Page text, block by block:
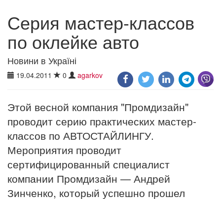
Серия мастер-классов
по оклейке авто
Новини в Україні
19.04.2011 0 agarkov
Этой весной компания "Промдизайн"
проводит серию практических мастер-
классов по АВТОСТАЙЛИНГУ.
Мероприятия проводит
сертифицированный специалист
компании Промдизайн — Андрей
Зинченко, который успешно прошел